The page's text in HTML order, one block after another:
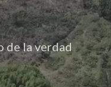
de la verdad